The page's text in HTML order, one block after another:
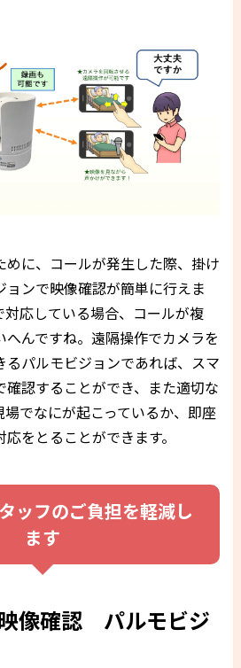
めに、コールが発生した際、掛け
ンで映像確認が簡単に行えま
応している場合、コールが複
んですね。遠隔操作でカメラを
るパルモビジョンであれば、スマ
確認することができ、また適切な
でなにが起こっているか、即座
をとることができます。
ッフのご負担を軽減し
ます
像確認 パルモビジ